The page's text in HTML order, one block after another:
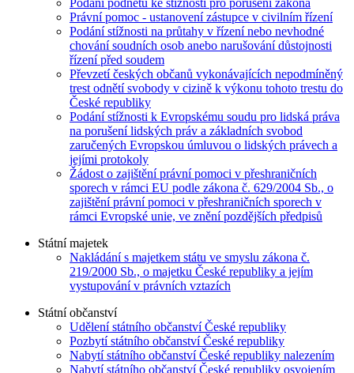
Podání podnětu ke stížnosti pro porušení zákona
Právní pomoc - ustanovení zástupce v civilním řízení
Podání stížnosti na průtahy v řízení nebo nevhodné
chování soudních osob anebo narušování důstojnosti
řízení před soudem
Převzetí českých občanů vykonávajících nepodmíněný
trest odnětí svobody v cizině k výkonu tohoto trestu do
České republiky
Podání stížnosti k Evropskému soudu pro lidská práva
na porušení lidských práv a základních svobod
zaručených Evropskou úmluvou o lidských právech a
jejími protokoly
Žádost o zajištění právní pomoci v přeshraničních
sporech v rámci EU podle zákona č. 629/2004 Sb., o
zajištění právní pomoci v přeshraničních sporech v
rámci Evropské unie, ve znění pozdějších předpisů
Státní majetek
Nakládání s majetkem státu ve smyslu zákona č.
219/2000 Sb., o majetku České republiky a jejím
vystupování v právních vztazích
Státní občanství
Udělení státního občanství České republiky
Pozbytí státního občanství České republiky
Nabytí státního občanství České republiky nalezením
Nabytí státního občanství České republiky osvojením